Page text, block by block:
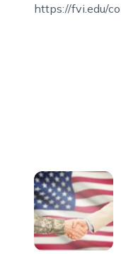
https://fvi.edu/